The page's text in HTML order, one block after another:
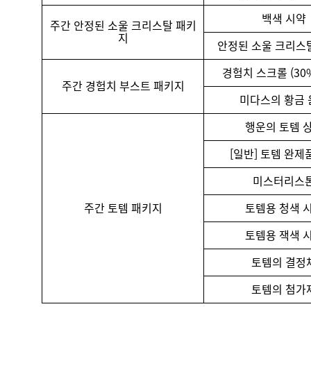
주간 안정된 소울 크리스탈 패키
지
백색 시약
안정된 소울 크리스
주간 경험치 부스트 패키지
경험치 스크롤
미다스의 황금
주간 토템 패키지
행운의 토템
[일반] 토템 완제
미스터리스
토템용 청색
토템용 잭색
토템의 결정
토템의 첨가